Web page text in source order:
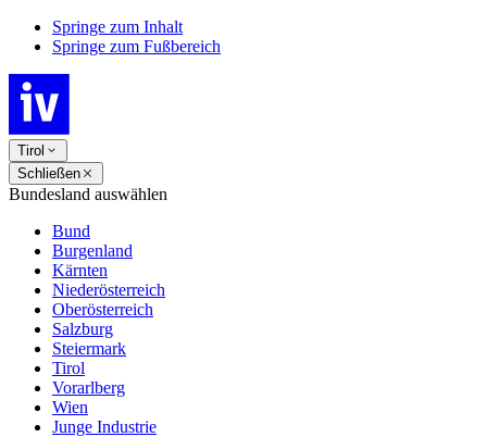
Springe zum Inhalt
Springe zum Fußbereich
Tirol
Schließen
Bundesland auswählen
Bund
Burgenland
Kärnten
Niederösterreich
Oberösterreich
Salzburg
Steiermark
Tirol
Vorarlberg
Wien
Junge Industrie